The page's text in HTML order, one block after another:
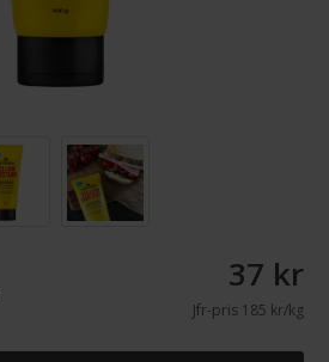
37 kr
Jfr-pris185 kr/kg